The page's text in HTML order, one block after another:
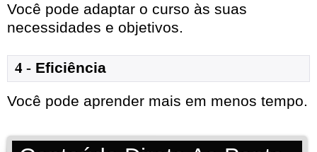
Você pode adaptar o curso às suas
necessidades e objetivos.
4 - Eficiência
Você pode aprender mais em menos tempo.